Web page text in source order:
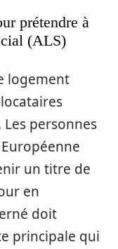
prétendre à
(ALS)
logement
personnes
un titre de
en
doit
principale qui